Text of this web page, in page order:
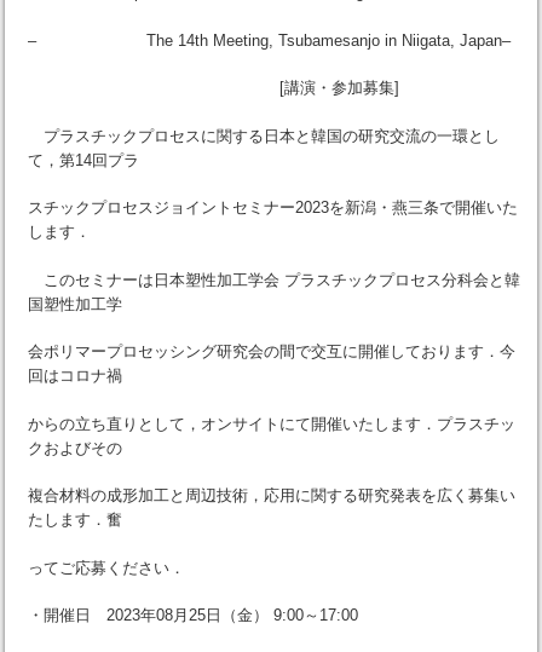
– The 14th Meeting, Tsubamesanjo in Niigata, Japan–
[講演・参加募集]
プラスチックプロセスに関する日本と韓国の研究交流の一環とし
て，第14回プラ
スチックプロセスジョイントセミナー2023を新潟・燕三条で開催いた
します．
このセミナーは日本塑性加工学会 プラスチックプロセス分科会と韓
国塑性加工学
会ポリマープロセッシング研究会の間で交互に開催しております．今
回はコロナ禍
からの立ち直りとして，オンサイトにて開催いたします．プラスチッ
クおよびその
複合材料の成形加工と周辺技術，応用に関する研究発表を広く募集い
たします．奮
ってご応募ください．
・開催日 2023年08月25日（金） 9:00～17:00